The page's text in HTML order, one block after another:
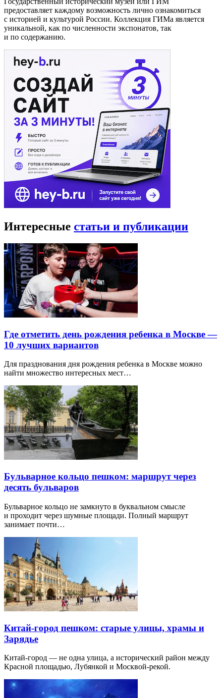
предоставляет каждому возможность лично ознакомиться
с историей и культурой России. Коллекция ГИМа является
уникальной, как по численности экспонатов, так
и по содержанию.
Интересные статьи и публикации
Где отметить день рождения ребенка в Москве —
10 лучших вариантов
Для празднования дня рождения ребенка в Москве можно
найти множество интересных мест…
Бульварное кольцо пешком: маршрут через
десять бульваров
Бульварное кольцо не замкнуто в буквальном смысле
и проходит через шумные площади. Полный маршрут
занимает почти…
Китай-город пешком: старые улицы, храмы и
Зарядье
Китай-город — не одна улица, а исторический район между
Красной площадью, Лубянкой и Москвой-рекой.